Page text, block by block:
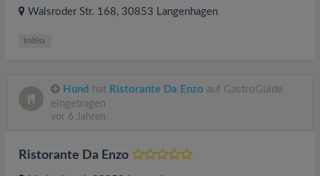
Walsroder Str. 168, 30853 Langenhagen
Imbiss
Hund hat Ristorante Da Enzo auf GastroGuide
eingetragen
vor 6 Jahren
Ristorante Da Enzo